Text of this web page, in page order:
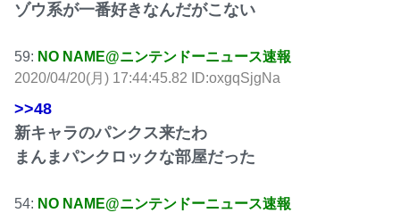
ゾウ系が一番好きなんだがこない
59: NO NAME@ニンテンドーニュース速報
2020/04/20(月) 17:44:45.82 ID:oxgqSjgNa
>>48
新キャラのパンクス来たわ
まんまパンクロックな部屋だった
54: NO NAME@ニンテンドーニュース速報